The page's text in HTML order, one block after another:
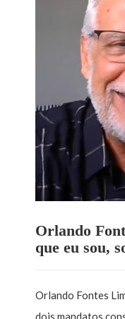
Orlando
que eu sou,
Orlando Fontes
dois mandatos